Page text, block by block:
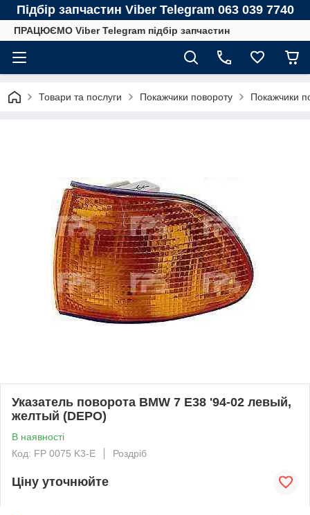
Підбір запчастин Viber Telegram 063 039 7740
ПРАЦЮЄМО Viber Telegram підбір запчастин
Товари та послуги Покажчики повороту Покажчики
Указатель поворота BMW 7 E38 '94-02 левый,
желтый (DEPO)
В наявності
Код: FP 0075 K3-E
Роздріб
Ціну уточнюйте